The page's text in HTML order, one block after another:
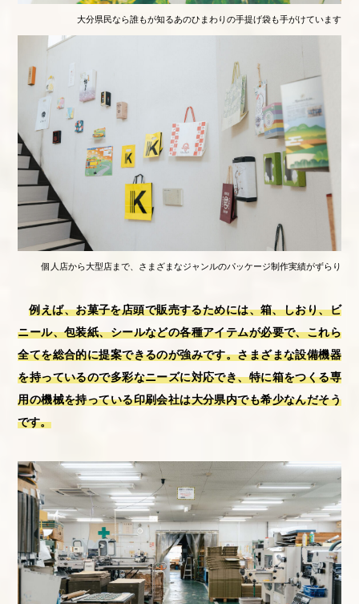
大分県民なら誰もが知るあのひまわりの手提げ袋も手がけています
個人店から大型店まで、さまざまなジャンルのパッケージ制作実績がずらり
例えば、お菓子を店頭で販売するためには、箱、しおり、ビ
ニール、包装紙、シールなどの各種アイテムが必要で、これら
全てを総合的に提案できるのが強みです。さまざまな設備機器
を持っているので多彩なニーズに対応でき、特に箱をつくる専
用の機械を持っている印刷会社は大分県内でも希少なんだそう
です。